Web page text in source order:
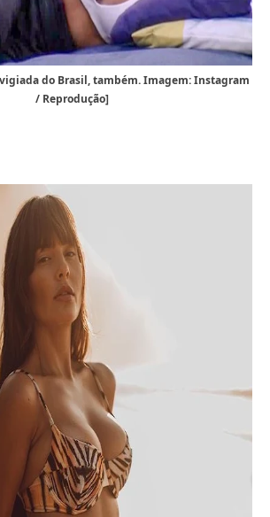
do Brasil, também. Imagem: Instagram
/ Reprodução]